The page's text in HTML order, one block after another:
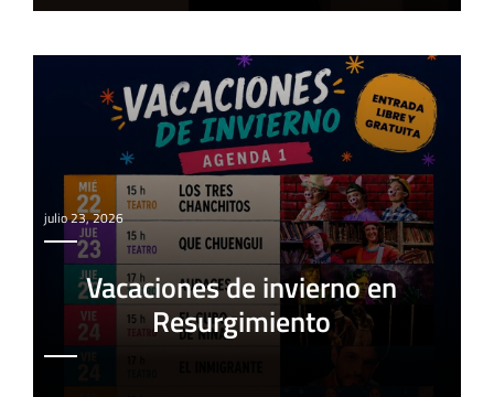
julio 23, 2026
Vacaciones de invierno en
Resurgimiento